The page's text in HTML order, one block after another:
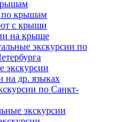
по крышам
с крыши
на крыше
экскурсии по
экскурсии
на др. языках
по Санкт-
экскурсии